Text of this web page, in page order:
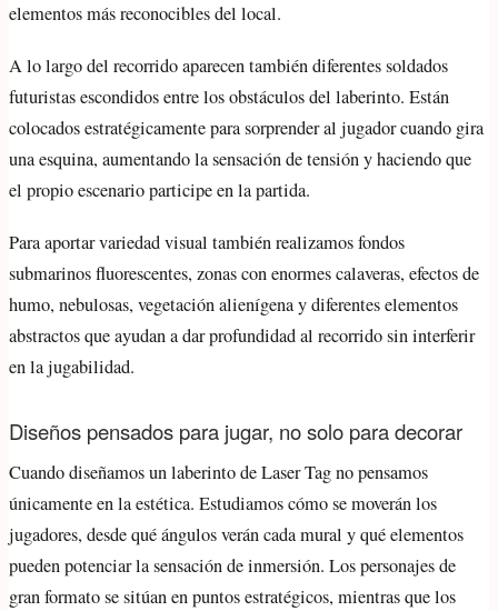
elementos más reconocibles del local.
A lo largo del recorrido aparecen también diferentes soldados
futuristas escondidos entre los obstáculos del laberinto. Están
colocados estratégicamente para sorprender al jugador cuando gira
una esquina, aumentando la sensación de tensión y haciendo que
el propio escenario participe en la partida.
Para aportar variedad visual también realizamos fondos
submarinos fluorescentes, zonas con enormes calaveras, efectos de
humo, nebulosas, vegetación alienígena y diferentes elementos
abstractos que ayudan a dar profundidad al recorrido sin interferir
en la jugabilidad.
Diseños pensados para jugar, no solo para decorar
Cuando diseñamos un laberinto de Laser Tag no pensamos
únicamente en la estética. Estudiamos cómo se moverán los
jugadores, desde qué ángulos verán cada mural y qué elementos
pueden potenciar la sensación de inmersión. Los personajes de
gran formato se sitúan en puntos estratégicos, mientras que los